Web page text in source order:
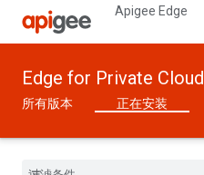
Apigee Edge
Edge for Private Cloud
所有版本 正在安装